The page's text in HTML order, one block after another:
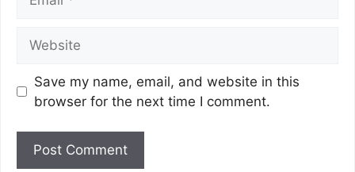
Save my name, email, and website in this
browser for the next time I comment.